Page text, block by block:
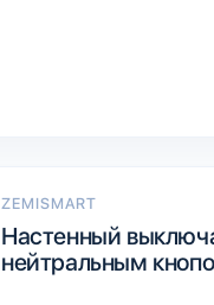
ZEMISMART
Настенный
нейтральным